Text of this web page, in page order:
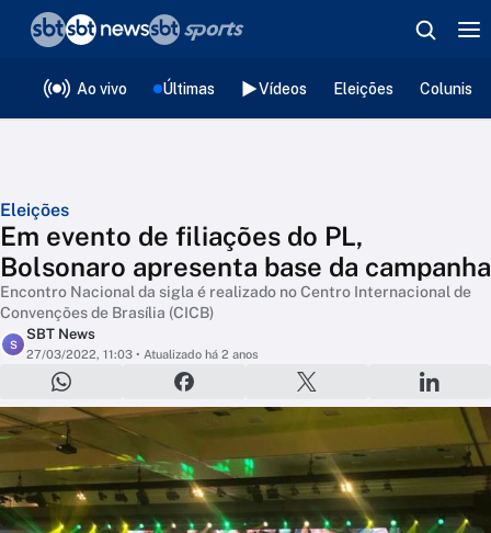
Ao vivo Últimas Vídeos Eleições
Eleições
Em evento de filiações do PL,
Bolsonaro apresenta base da campanha
Encontro Nacional da sigla é realizado no Centro Internacional de
Convenções de Brasília (CICB)
S
SBT News
27/03/2022, 11:03 • Atualizado há 2 anos
❮voltar
Editorias